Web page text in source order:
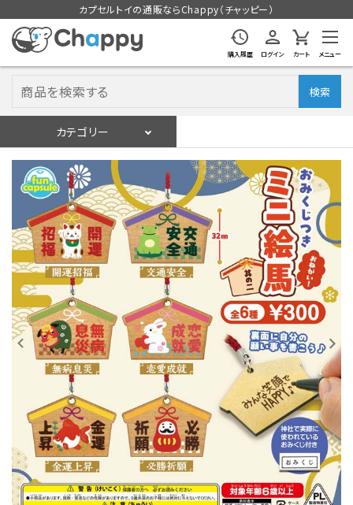
カプセルトイの通販ならChappy（チャッピー）
購入履歴 ログイン カート メニュー
検索
カテゴリー
ログイン 会員登録
入荷スケジュールをチェック
カプセルトイマシン本体
カプセルトイ
販促用空カプセル
レンタル
景品・玩具・文具
販促用カプセルトイ